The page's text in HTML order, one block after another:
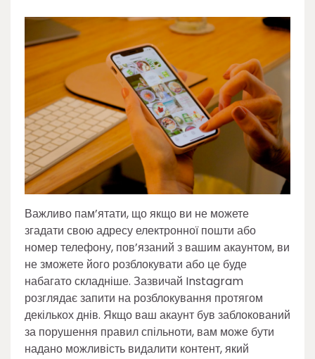
Важливо пам’ятати, що якщо ви не можете
згадати свою адресу електронної пошти або
номер телефону, пов’язаний з вашим акаунтом, ви
не зможете його розблокувати або це буде
набагато складніше. Зазвичай Instagram
розглядає запити на розблокування протягом
декількох днів. Якщо ваш акаунт був заблокований
за порушення правил спільноти, вам може бути
надано можливість видалити контент, який